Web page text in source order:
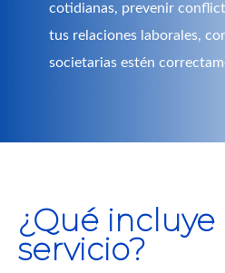
cotidianas, prevenir
tus relaciones laborales,
societarias estén
¿Qué
servicio?